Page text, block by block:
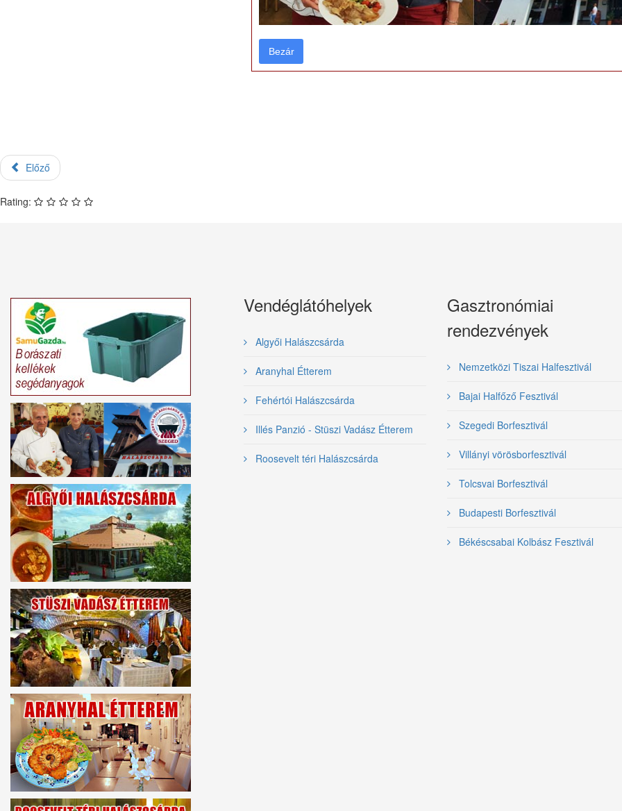
Előző
Rating:
Vendéglátóhelyek
Algyői Halászcsárda
Aranyhal Étterem
Fehértói Halászcsárda
Illés Panzió - Stüszi Vadász Étterem
Roosevelt téri Halászcsárda
Gasztronómiai
rendezvények
Nemzetközi Tiszai Halfesztivál
Bajai Halfőző Fesztivál
Szegedi Borfesztivál
Villányi vörösborfesztivál
Tolcsvai Borfesztivál
Budapesti Borfesztivál
Békéscsabai Kolbász Fesztivál
Bezár
Bezár